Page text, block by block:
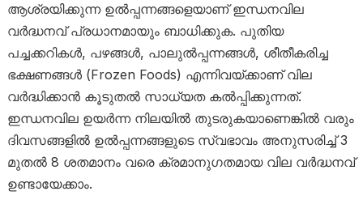
ആശ്രയിക്കുന്ന ഉൽപ്പന്നങ്ങളെയാണ് ഇന്ധനവില
വർദ്ധനവ് പ്രധാനമായും ബാധിക്കുക. പുതിയ
പച്ചക്കറികൾ, പഴങ്ങൾ, പാലുൽപ്പന്നങ്ങൾ, ശീതീകരിച്ച
ഭക്ഷണങ്ങൾ (Frozen Foods) എന്നിവയ്ക്കാണ് വില
വർദ്ധിക്കാൻ കൂടുതൽ സാധ്യത കൽപ്പിക്കുന്നത്.
ഇന്ധനവില ഉയർന്ന നിലയിൽ തുടരുകയാണെങ്കിൽ വരും
ദിവസങ്ങളിൽ ഉൽപ്പന്നങ്ങളുടെ സ്വഭാവം അനുസരിച്ച് 3
മുതൽ 8 ശതമാനം വരെ ക്രമാനുഗതമായ വില വർദ്ധനവ്
ഉണ്ടായേക്കാം.